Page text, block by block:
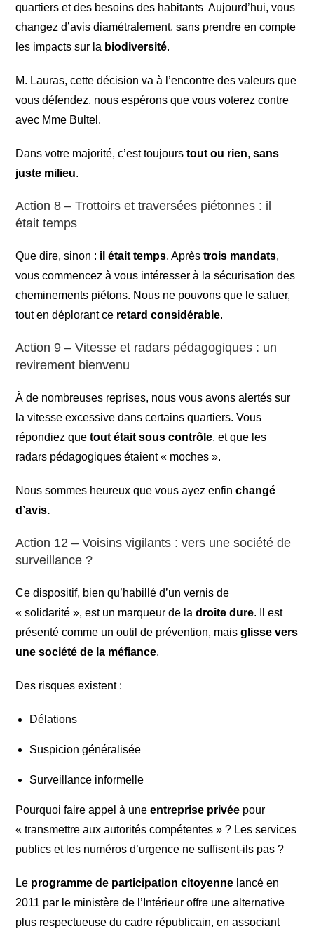
quartiers et des besoins des habitants Aujourd’hui, vous
changez d’avis diamétralement, sans prendre en compte
les impacts sur la biodiversité.
M. Lauras, cette décision va à l’encontre des valeurs que
vous défendez, nous espérons que vous voterez contre
avec Mme Bultel.
Dans votre majorité, c’est toujourstout ou rien,sans
juste milieu.
Action 8 – Trottoirs et traversées piétonnes : il
était temps
Que dire, sinon : il était temps. Aprèstrois mandats,
vous commencez à vous intéresser à la sécurisation des
cheminements piétons. Nous ne pouvons que le saluer,
tout en déplorant ce retard considérable.
Action 9 – Vitesse et radars pédagogiques : un
revirement bienvenu
À de nombreuses reprises, nous vous avons alertés sur
la vitesse excessive dans certains quartiers. Vous
répondiez quetout était sous contrôle, et que les
radars pédagogiques étaient « moches ».
Nous sommes heureux que vous ayez enfinchangé
d’avis.
Action 12 – Voisins vigilants : vers une société de
surveillance ?
Ce dispositif, bien qu’habillé d’un vernis de
« solidarité », est un marqueur de ladroite dure. Il est
présenté comme un outil de prévention, maisglisse vers
une société de la méfiance.
Des risques existent :
Délations
Suspicion généralisée
Surveillance informelle
Pourquoi faire appel à uneentreprise privée pour
« transmettre aux autorités compétentes » ? Les services
publics et les numéros d’urgence ne suffisent-ils pas ?
Le programme de participation citoyenne lancé en
2011 par le ministère de l’Intérieur offre une alternative
plus respectueuse du cadre républicain, en associant